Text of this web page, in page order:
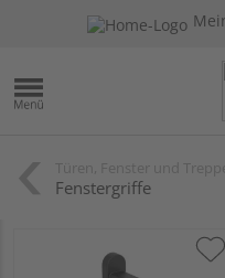
Fenstergriffe